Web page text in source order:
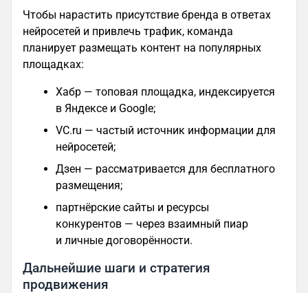
Чтобы нарастить присутствие бренда в ответах
нейросетей и привлечь трафик, команда
планирует размещать контент на популярных
площадках:
Хабр — топовая площадка, индексируется
в Яндексе и Google;
VC.ru — частый источник информации для
нейросетей;
Дзен — рассматривается для бесплатного
размещения;
партнёрские сайты и ресурсы
конкурентов — через взаимный пиар
и личные договорённости.
Дальнейшие шаги и стратегия
продвижения